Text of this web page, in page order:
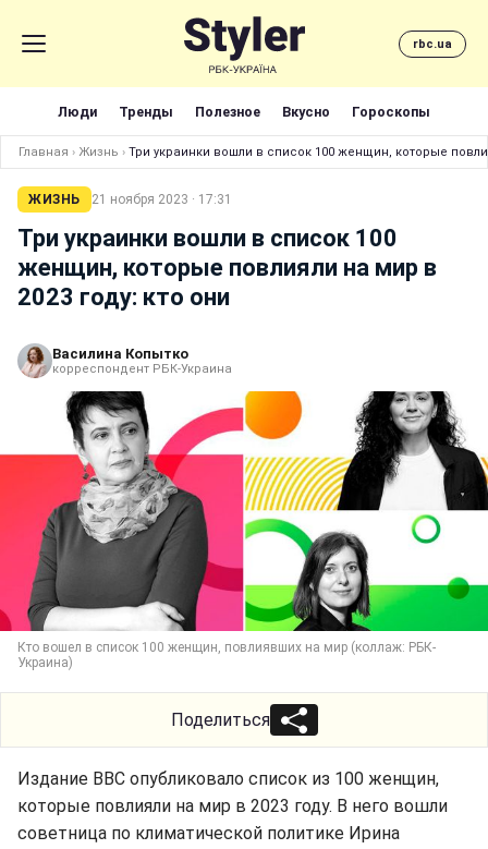
rbc.ua
Люди Тренды Полезное Вкусно Гороскопы
Главная › Жизнь › Три украинки вошли в список 100 женщин, которые
ЖИЗНЬ 21 ноября 2023 · 17:31
Три украинки вошли в список 100
женщин, которые повлияли на мир в
2023 году: кто они
Василина Копытко
корреспондент РБК-Украина
Кто вошел в список 100 женщин, повлиявших на мир (коллаж: РБК-
Украина)
Поделиться
Издание BBC опубликовало список из 100 женщин,
которые повлияли на мир в 2023 году. В него вошли
советница по климатической политике Ирина